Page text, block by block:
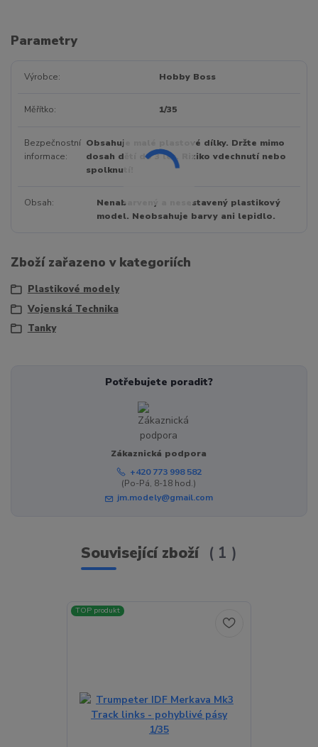
Parametry
Výrobce Hobby Boss
Měřítko 1/35
Bezpečnostní
informace
Obsahuje malé plastové dílky. Držte mimo
dosah dětí do 3 let. Riziko vdechnutí nebo
spolknutí!
Obsah
Nenabarvený a nesestavený plastikový
model. Neobsahuje barvy ani lepidlo.
Zboží zařazeno v kategoriích
Plastikové modely
Vojenská Technika
Tanky
Potřebujete poradit?
Zákaznická podpora
+420 773 998 582
(Po-Pá, 8-18 hod.)
jm.modely@gmail.com
Související zboží 1
TOP produkt